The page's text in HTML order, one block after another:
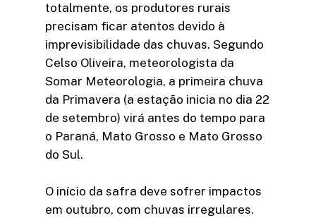
totalmente, os produtores rurais
precisam ficar atentos devido à
imprevisibilidade das chuvas. Segundo
Celso Oliveira, meteorologista da
Somar Meteorologia, a primeira chuva
da Primavera (a estação inicia no dia 22
de setembro) virá antes do tempo para
o Paraná, Mato Grosso e Mato Grosso
do Sul.
O início da safra deve sofrer impactos
em outubro, com chuvas irregulares.